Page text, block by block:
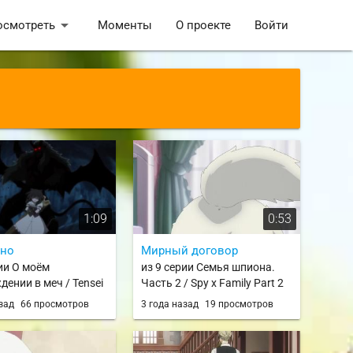
arrow_drop_down Моменты О проекте Войти
1:09
О моём
в меч / Tensei
deshita
66 просмотров
0:53
Мирный договор
из 9 серии Семья шпиона.
Часть 2 / Spy x Family Part 2
3 года назад 19 просмотров